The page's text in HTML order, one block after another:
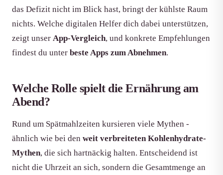
das Defizit nicht im Blick hast, bringt der kühlste Raum
nichts. Welche digitalen Helfer dich dabei unterstützen,
zeigt unser App-Vergleich, und konkrete Empfehlungen
findest du unter beste Apps zum Abnehmen.
Welche Rolle spielt die Ernährung am
Abend?
Rund um Spätmahlzeiten kursieren viele Mythen -
ähnlich wie bei den weit verbreiteten Kohlenhydrate-
Mythen, die sich hartnäckig halten. Entscheidend ist
nicht die Uhrzeit an sich, sondern die Gesamtmenge an